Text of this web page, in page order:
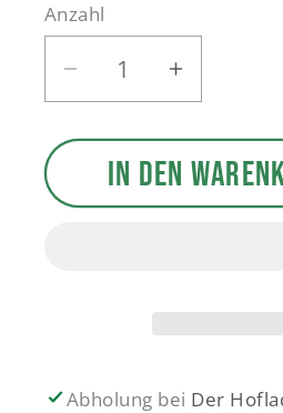
Anzahl
Verringere
die
Menge
Friesenlümmel
Erhöhe
die
Menge
für
IN DEN
Abholung bei Der